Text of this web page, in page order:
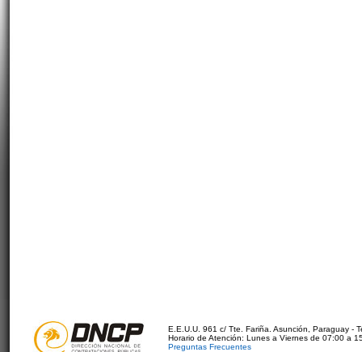
E.E.U.U. 961 c/ Tte. Fariña. Asunción, Paraguay -
Horario de Atención: Lunes a Viernes de 07:00 a
Preguntas Frecuentes